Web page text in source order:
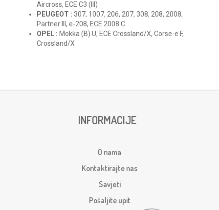
Aircross, ECE C3 (III)
PEUGEOT : 307, 1007, 206, 207, 308, 208, 2008,
Partner III, e-208, ECE 2008 C
OPEL : Mokka (B) U, ECE Crossland/X, Corse-e F,
Crossland/X
INFORMACIJE
O nama
Kontaktirajte nas
Savjeti
Pošaljite upit